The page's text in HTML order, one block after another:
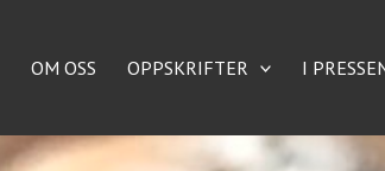
OM OSS OPPSKRIFTER I